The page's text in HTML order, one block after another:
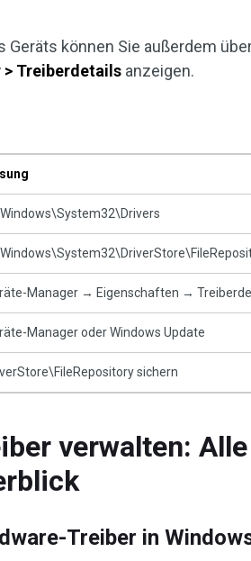
Geräts können Sie außerdem
> Treiberdetails anzeigen.
Manager → Eigenschaften →
Manager oder Windows Update
sichern
verwalten:
Treiber in